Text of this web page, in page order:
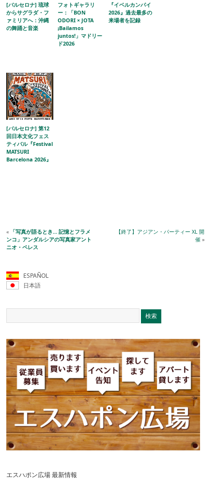
[バルセロナ] 琉球
からサグラダ・フ
ァミリアへ：沖縄
の舞踊と音楽
フォトギャラリ
ー：「BON
ODORI × JOTA
¡Bailamos
juntos!」マドリー
ド2026
『イベルカンパイ
2026』過去最多の
来場者を記録
[バルセロナ] 第12
回日本文化フェス
ティバル『Festival
MATSURI
Barcelona 2026』
« 「写真が語るとき… 記憶とフラメ
ンコ」アンダルシアの写真家アント
ニオ・ペレス
【終了】アジアン・パーティー XL 開
催»
ESPAÑOL
日本語
エスハポン広場 最新情報